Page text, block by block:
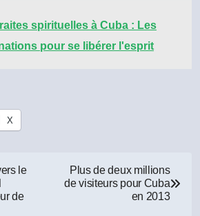
spirituelles à Cuba : Les
pour se libérer l'esprit
X
le
de
Plus de deux millions
de visiteurs pour Cuba
en 2013